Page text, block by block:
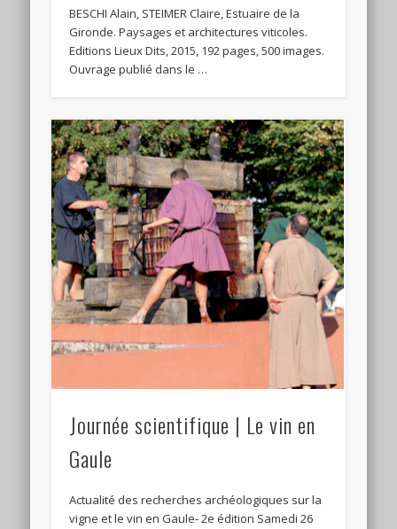
BESCHI Alain, STEIMER Claire, Estuaire de la
Gironde. Paysages et architectures viticoles.
Editions Lieux Dits, 2015, 192 pages, 500 images.
Ouvrage publié dans le …
Journée scientifique | Le vin en
Gaule
Actualité des recherches archéologiques sur la
vigne et le vin en Gaule- 2e édition Samedi 26